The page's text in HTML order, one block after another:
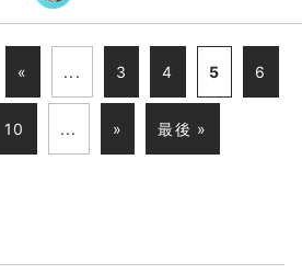
« ... 3 4 5 6
10 ... » 最後 »